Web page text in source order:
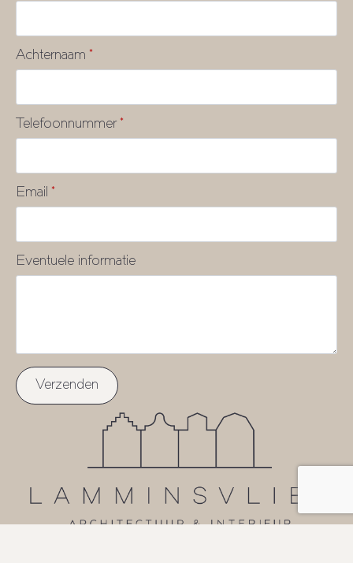
Achternaam *
Telefoonnummer *
Email *
Eventuele informatie
Verzenden